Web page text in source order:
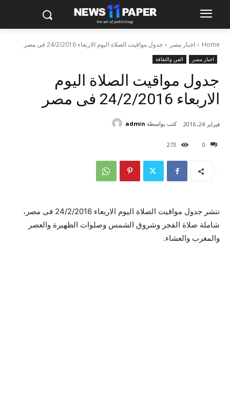
Home اخبار مصر جدول مواقيت الصلاة اليوم الاربعاء 24/2/2016 فى مصر
اخبار مصر الفن والثقافة
جدول مواقيت الصلاة اليوم
الاربعاء 24/2/2016 فى مصر
0
273
فبراير 24, 2016 كتب بواسطة admin
ننشر جدول مواقيت الصلاة اليوم الاربعاء 24/2/2016 فى مصر،
شاملة صلاة الفجر وشروق الشمس وصلوات الظهيرة والعصر
والمغرب والعشاء.